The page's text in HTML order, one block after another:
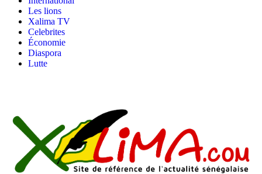
Les lions
Xalima TV
Celebrites
Économie
Diaspora
Lutte